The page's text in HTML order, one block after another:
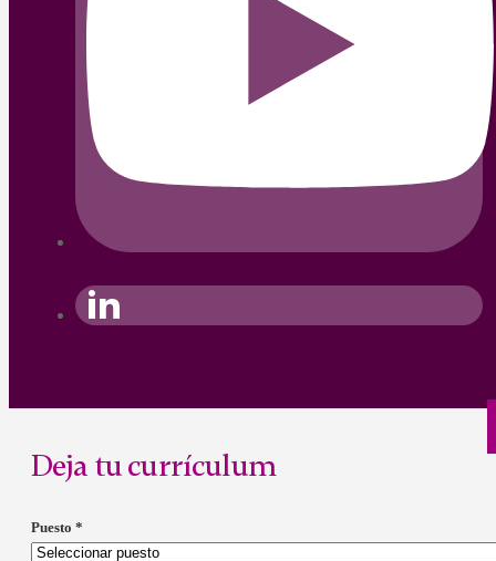
Deja tu currículum
Puesto *